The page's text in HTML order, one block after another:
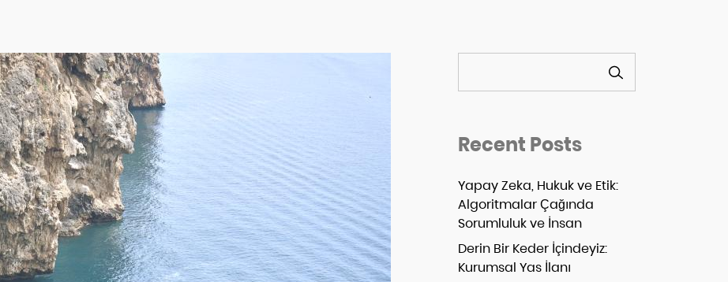
Recent Posts
Yapay Zeka, Hukuk ve Etik:
Algoritmalar Çağında
Sorumluluk ve İnsan
Derin Bir Keder İçindeyiz:
Kurumsal Yas İlanı